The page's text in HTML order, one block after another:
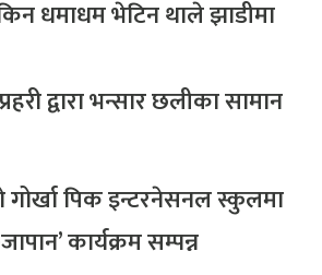
धमाधम भेटिन थाले झाडीमा
द्वारा भन्सार छलीका सामान
गोर्खा पिक इन्टरनेसनल स्कुलमा
कार्यक्रम सम्पन्न